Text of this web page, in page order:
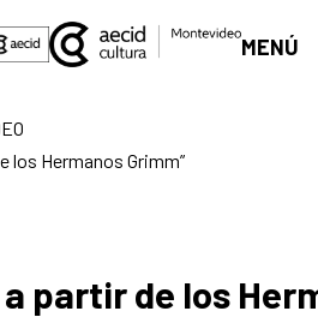
MENÚ
los Hermanos Grimm”
a partir de los